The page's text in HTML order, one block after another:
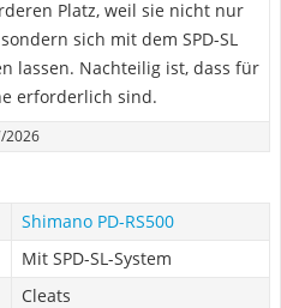
Platz, weil sie nicht nur
sich mit dem SPD-SL
lassen. Nachteilig ist, dass für
erforderlich sind.
2026
Shimano PD-RS500
Mit SPD-SL-System
Cleats